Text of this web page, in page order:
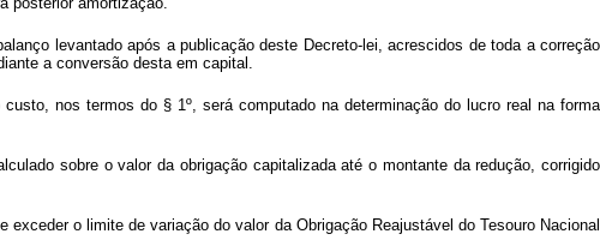
levantado após a publicação deste Decreto-lei, acrescidos de toda a correção
a conversão desta em capital.
nos termos do § 1º, será computado na determinação do lucro real na forma
sobre o valor da obrigação capitalizada até o montante da redução, corrigido
o limite de variação do valor da Obrigação Reajustável do Tesouro Nacional